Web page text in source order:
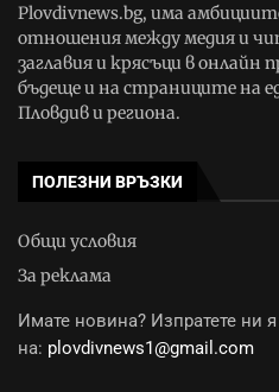
Plovdivnews.bg, има
отношения между медия и
заглавия и крясъци в онлайн
бъдеще и на страниците на
Пловдив и региона.
ПОЛЕЗНИ ВРЪЗКИ
Общи условия
За реклама
Имате новина? Изпратете ни я
на: plovdivnews1@gmail.com